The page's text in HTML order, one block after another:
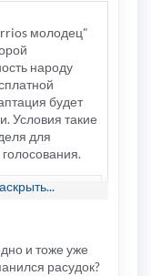
молодец"
народу
будет
Условия такие
для
первой
и тоже уже
расудок?